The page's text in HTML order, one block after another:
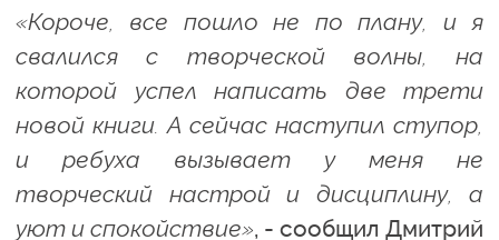
«Короче, все пошло не по плану, и я
свалился с творческой волны, на
которой успел написать две трети
новой книги. А сейчас наступил ступор,
и ребуха вызывает у меня не
творческий настрой и дисциплину, а
уют и спокойствие», - сообщил Дмитрий